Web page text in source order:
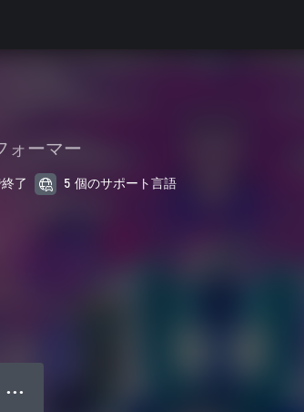
ォーマー
了 5 個のサポート言語
● ● ●